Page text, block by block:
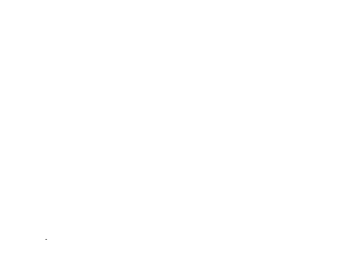
.